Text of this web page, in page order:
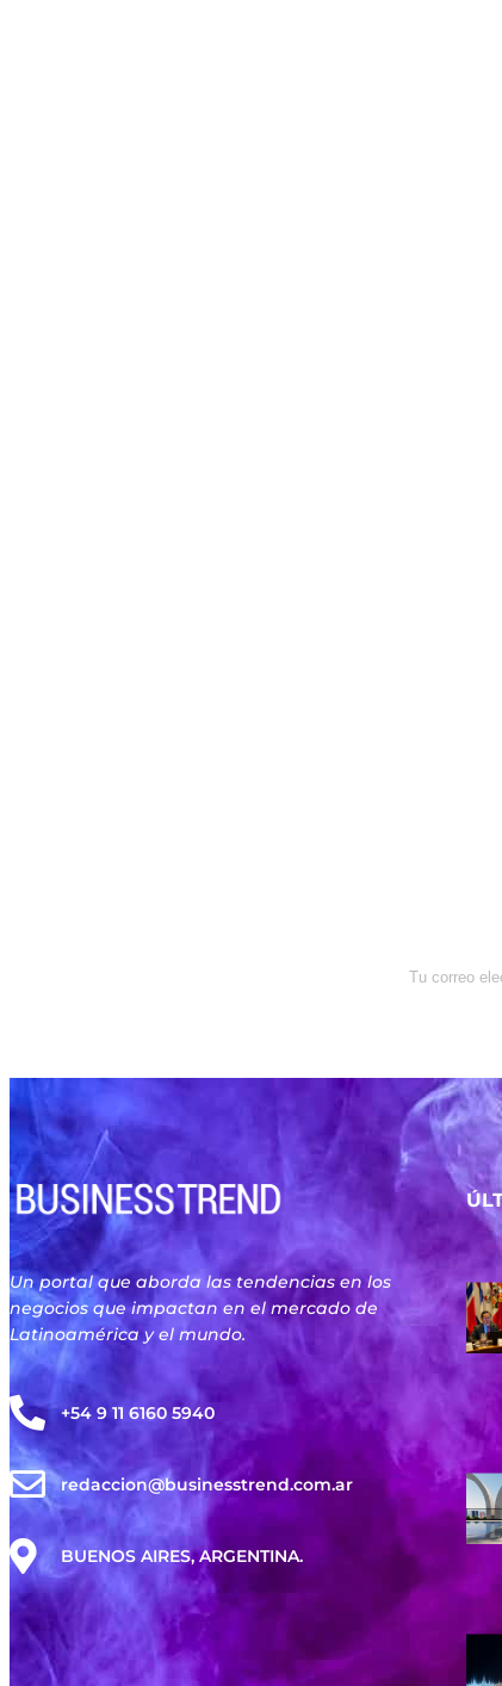
Un portal que aborda las tendencias en los
negocios que impactan en el mercado de
Latinoamérica y el mundo.
+54 9 11 6160 5940
redaccion@businesstrend.com.ar
BUENOS AIRES, ARGENTINA.